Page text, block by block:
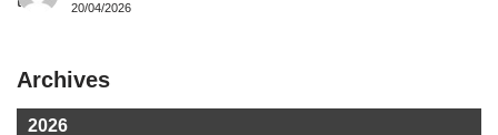
20/04/2026
Archives
2026